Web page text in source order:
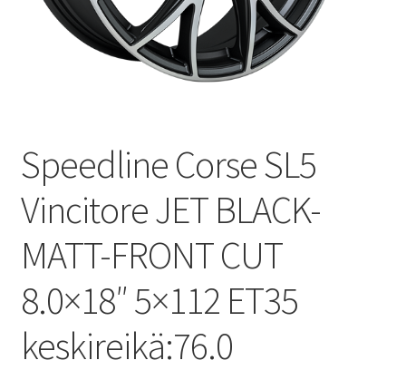
Speedline Corse SL5
Vincitore JET BLACK-
MATT-FRONT CUT
8.0×18″ 5×112 ET35
keskireikä:76.0